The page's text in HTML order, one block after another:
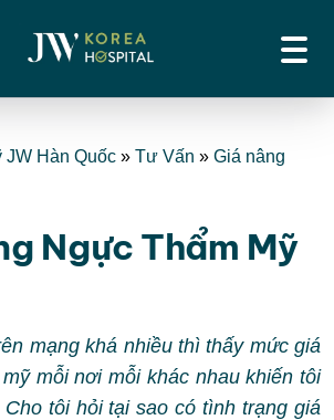
JW Hàn Quốc » Tư Vấn » Giá nâng
Ngực Thẩm Mỹ
mạng khá nhiều thì thấy mức giá
mỗi nơi mỗi khác nhau khiến tôi
tôi hỏi tại sao có tình trạng giá